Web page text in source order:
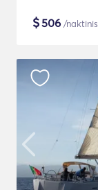
$506 /naktinis